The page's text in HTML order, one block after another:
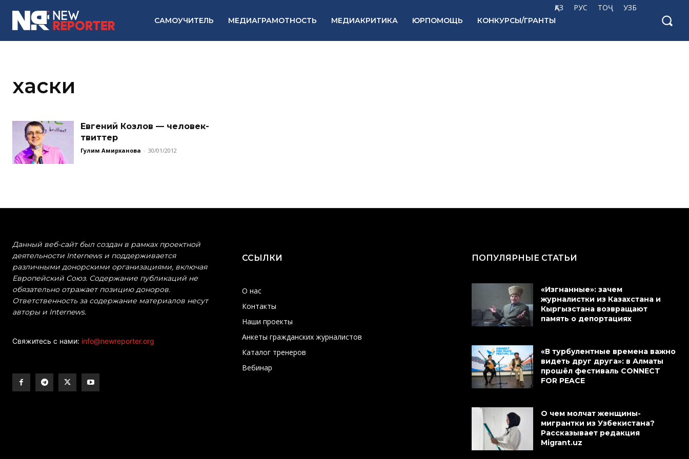
ҚАЗ РУС ТОҶ УЗБ
САМОУЧИТЕЛЬ МЕДИАГРАМОТНОСТЬ МЕДИАКРИТИКА ЮРПОМОЩЬ КОНКУРСЫ/ГРАНТЫ
хаски
Евгений Козлов — человек-
твиттер
Гулим Амирханова - 30/01/2012
Данный веб-сайт был создан в рамках проектной
деятельности Internews и поддерживается
различными донорскими организациями, включая
Европейский Союз. Содержание публикаций не
обязательно отражает позицию доноров.
Ответственность за содержание материалов несут
авторы и Internews.
Свяжитесь с нами: info@newreporter.org
ССЫЛКИ
О нас
Контакты
Наши проекты
Анкеты гражданских журналистов
Каталог тренеров
Вебинар
ПОПУЛЯРНЫЕ СТАТЬИ
«Изгнанные»: зачем
журналистки из Казахстана и
Кыргызстана возвращают
память о депортациях
«В турбулентные времена важно
видеть друг друга»: в Алматы
прошёл фестиваль CONNECT
FOR PEACE
О чем молчат женщины-
мигрантки из Узбекистана?
Рассказывает редакция
Migrant.uz